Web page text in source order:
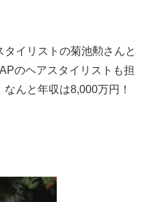
イリストの菊池勲さんと
のヘアスタイリストも担
んと年収は8,000万円！